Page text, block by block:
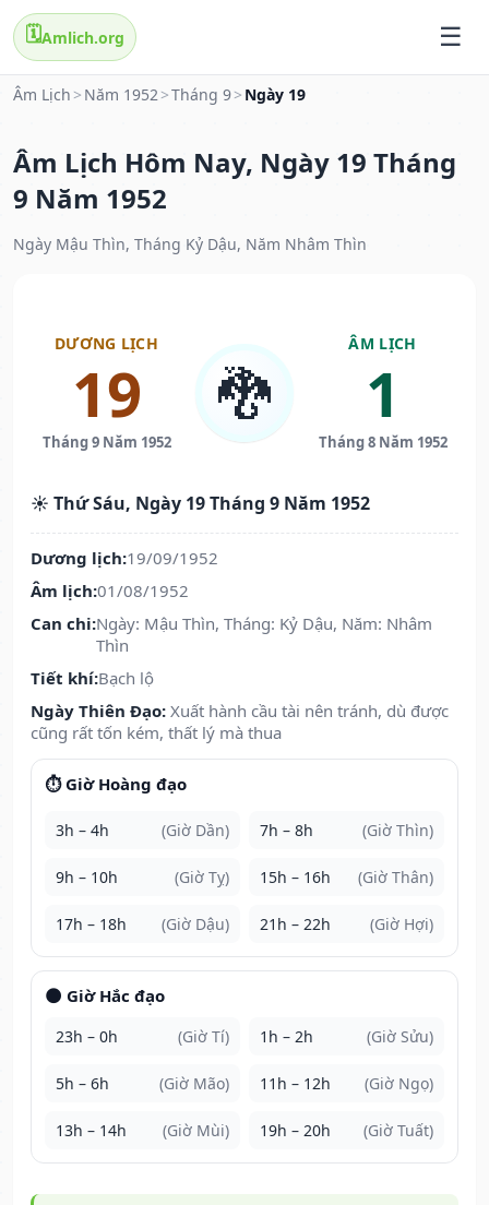
🗓️Amlich.org
Âm Lịch > Năm 1952>Tháng 9> Ngày 19
Âm Lịch Hôm Nay, Ngày 19 Tháng
9 Năm 1952
Ngày Mậu Thìn, Tháng Kỷ Dậu, Năm Nhâm Thìn
DƯƠNG LỊCH
19
Tháng 9 Năm 1952
🐉
ÂM LỊCH
1
Tháng 8 Năm 1952
☀️ Thứ Sáu, Ngày 19 Tháng 9 Năm 1952
Dương lịch:19/09/1952
Âm lịch:01/08/1952
Can chi:Ngày: Mậu Thìn, Tháng: Kỷ Dậu, Năm: Nhâm
Thìn
Tiết khí:Bạch lộ
Ngày Thiên Đạo: Xuất hành cầu tài nên tránh, dù được
cũng rất tốn kém, thất lý mà thua
⏱️ Giờ Hoàng đạo
3h – 4h (Giờ Dần) 7h – 8h (Giờ Thìn)
9h – 10h (Giờ Tỵ) 15h – 16h (Giờ Thân)
17h – 18h (Giờ Dậu) 21h – 22h (Giờ Hợi)
🌑 Giờ Hắc đạo
23h – 0h (Giờ Tí) 1h – 2h (Giờ Sửu)
5h – 6h (Giờ Mão) 11h – 12h (Giờ Ngọ)
13h – 14h (Giờ Mùi) 19h – 20h (Giờ Tuất)